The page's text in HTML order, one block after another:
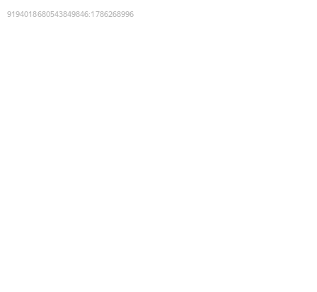
9194018680543849846:1786268996